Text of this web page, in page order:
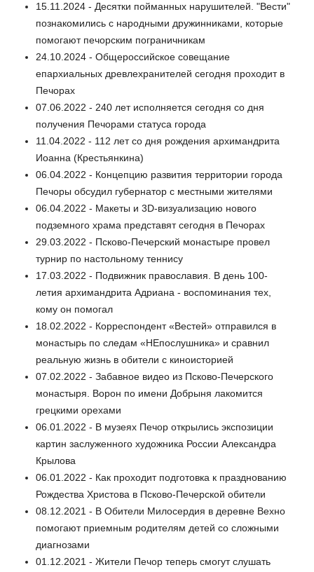
15.11.2024 - Десятки пойманных нарушителей. "Вести"
познакомились с народными дружинниками, которые
помогают печорским пограничникам
24.10.2024 - Общероссийское совещание
епархиальных древлехранителей сегодня проходит в
Печорах
07.06.2022 - 240 лет исполняется сегодня со дня
получения Печорами статуса города
11.04.2022 - 112 лет со дня рождения архимандрита
Иоанна (Крестьянкина)
06.04.2022 - Концепцию развития территории города
Печоры обсудил губернатор с местными жителями
06.04.2022 - Макеты и 3D-визуализацию нового
подземного храма представят сегодня в Печорах
29.03.2022 - Псково-Печерский монастыре провел
турнир по настольному теннису
17.03.2022 - Подвижник православия. В день 100-
летия архимандрита Адриана - воспоминания тех,
кому он помогал
18.02.2022 - Корреспондент «Вестей» отправился в
монастырь по следам «НЕпослушника» и сравнил
реальную жизнь в обители с киноисторией
07.02.2022 - Забавное видео из Псково-Печерского
монастыря. Ворон по имени Добрыня лакомится
грецкими орехами
06.01.2022 - В музеях Печор открылись экспозиции
картин заслуженного художника России Александра
Крылова
06.01.2022 - Как проходит подготовка к празднованию
Рождества Христова в Псково-Печерской обители
08.12.2021 - В Обители Милосердия в деревне Вехно
помогают приемным родителям детей со сложными
диагнозами
01.12.2021 - Жители Печор теперь смогут слушать